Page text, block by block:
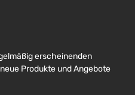
erscheinenden
Produkte und Angebote